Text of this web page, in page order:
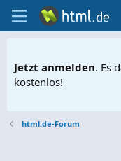
Jetzt anmelden. Es
kostenlos!
html.de-Forum